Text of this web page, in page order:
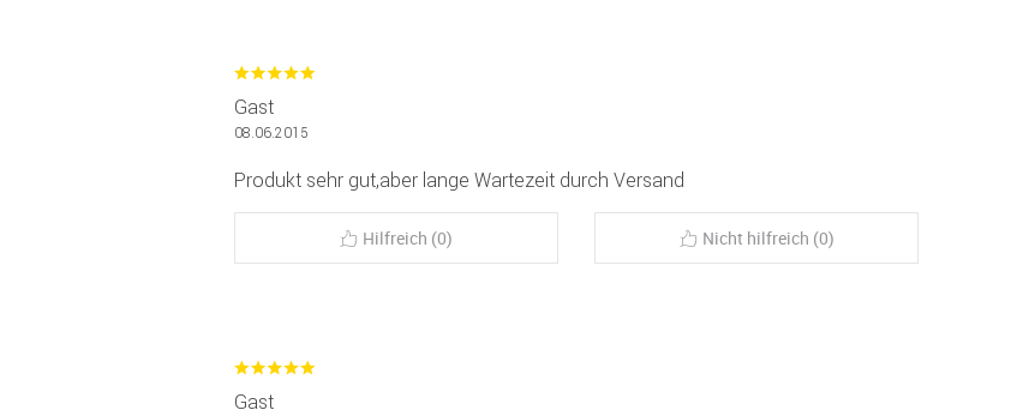
Gast
08.06.2015
Produkt sehr gut,aber lange Wartezeit durch Versand
Hilfreich (0) Nicht hilfreich (0)
Gast